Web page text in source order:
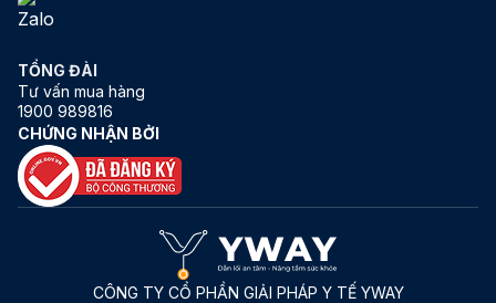
TỔNG ĐÀI
Tư vấn mua hàng
1900 989816
CHỨNG NHẬN BỞI
CÔNG TY CỔ PHẦN GIẢI PHÁP Y TẾ YWAY